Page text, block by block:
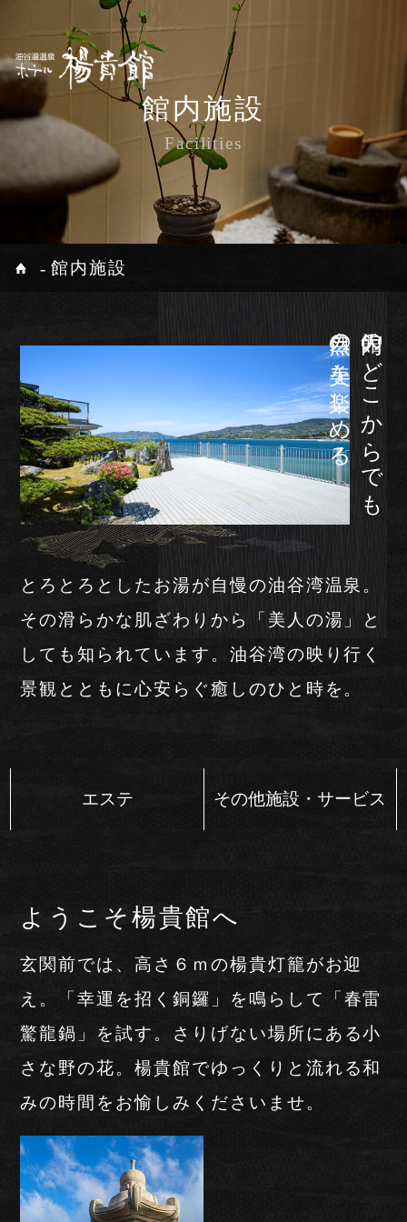
ホーム 継往開来 温泉
客室
お問い合わせ
プライバシーポリシー オンラインショップ
Follow us
宿泊プラン一覧
予約・お問い合わせ
館内施設
Facilities
館内施設
館内のどこからでも
自然の美を楽しめる
とろとろとしたお湯が自慢の油谷湾温泉。
その滑らかな肌ざわりから「美人の湯」と
しても知られています。油谷湾の映り行く
景観とともに心安らぐ癒しのひと時を。
エステ その他施設・サービス
ようこそ楊貴館へ
玄関前では、高さ６ｍの楊貴灯籠がお迎
え。
「幸運を招く銅鑼」を鳴らして「春雷
驚龍鍋」を試す。 さりげない場所にある小
さな野の花。楊貴館でゆっくりと流れる和
みの時間をお愉しみくださいませ。
ご宿泊予約
Reservation
公式サイトが一番お得
最低価格保証
宿泊日
部屋
お電話でのご予約・お問い合わせ
Tel.0837-32-1234
宿泊プラン一覧